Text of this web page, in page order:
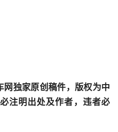
独家原创稿件，版权为中
注明出处及作者，违者必